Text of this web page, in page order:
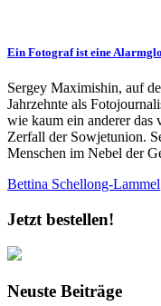
Ein Fotograf ist eine
Sergey Maximishin, auf
Jahrzehnte als
wie kaum ein anderer das
Zerfall der Sowjetunion.
Menschen im Nebel der
Bettina Schellong-Lammel
Jetzt bestellen!
Neuste Beiträge